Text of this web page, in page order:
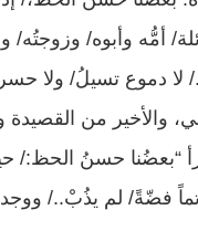
أمُّه وأبوه/ وزوجتُه/
لا دموع تسيلُ/ ولا
والأخير من القصيدة
“بعضُنا حسنُ الحظ:/
فضّةً/ لم يذُبْ../